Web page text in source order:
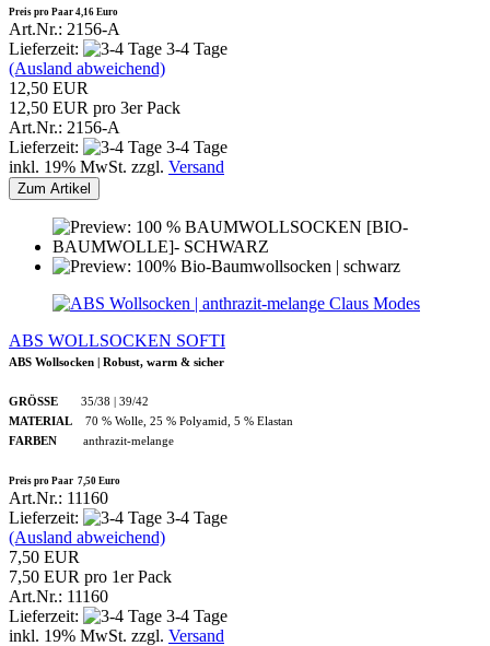
Preis pro Paar 4,16 Euro
Art.Nr.: 2156-A
Lieferzeit:
3-4 Tage
(Ausland abweichend)
12,50 EUR
12,50 EUR pro 3er Pack
Art.Nr.: 2156-A
Lieferzeit:
3-4 Tage
inkl. 19% MwSt. zzgl. Versand
Zum Artikel
Claus Modes
ABS WOLLSOCKEN SOFTI
ABS Wollsocken | Robust, warm & sicher
GRÖSSE 35/38 | 39/42
MATERIAL 70 % Wolle, 25 % Polyamid, 5 % Elastan
FARBEN anthrazit-melange
Preis pro Paar 7,50 Euro
Art.Nr.: 11160
Lieferzeit:
3-4 Tage
(Ausland abweichend)
7,50 EUR
7,50 EUR pro 1er Pack
Art.Nr.: 11160
Lieferzeit:
3-4 Tage
inkl. 19% MwSt. zzgl. Versand